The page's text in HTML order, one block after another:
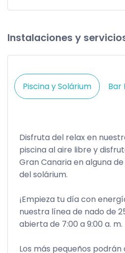
Instalaciones y
Piscina y Solárium Bar
Disfruta del relax en
piscina al aire libre y
Gran Canaria en alguna
del solárium.
¡Empieza tu día con
nuestra línea de nado de
abierta de 7:00 a 9:00 a. m.
Los más pequeños